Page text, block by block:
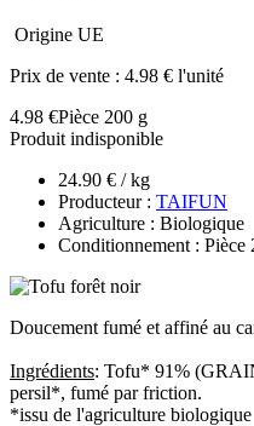
Origine UE
Prix de vente : 4.98 € l'unité
4.98 €Pièce 200 g
Produit indisponible
24.90 € / kg
Producteur : TAIFUN
Agriculture : Biologique
Conditionnement : Pièce
Doucement fumé et affiné au
Ingrédients: Tofu* 91%
persil*, fumé par friction.
*issu de l'agriculture biologique